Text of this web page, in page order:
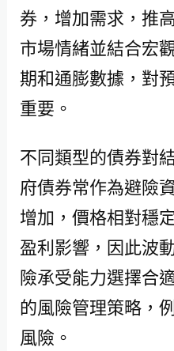
券，增加需求，推
市場情緒並結合宏
期和通膨數據，對
重要。
不同類型的債券對
府債券常作為避險
增加，價格相對穩
盈利影響，因此波
險承受能力選擇合
的風險管理策略，
風險。